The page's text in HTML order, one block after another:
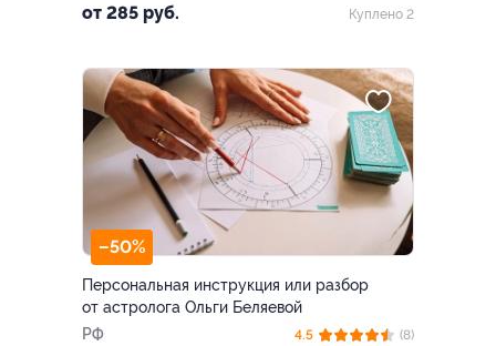
от 285 руб. Куплено 2
–50%
Персональная инструкция или разбор
от астролога Ольги Беляевой
РФ
4.5
(8)